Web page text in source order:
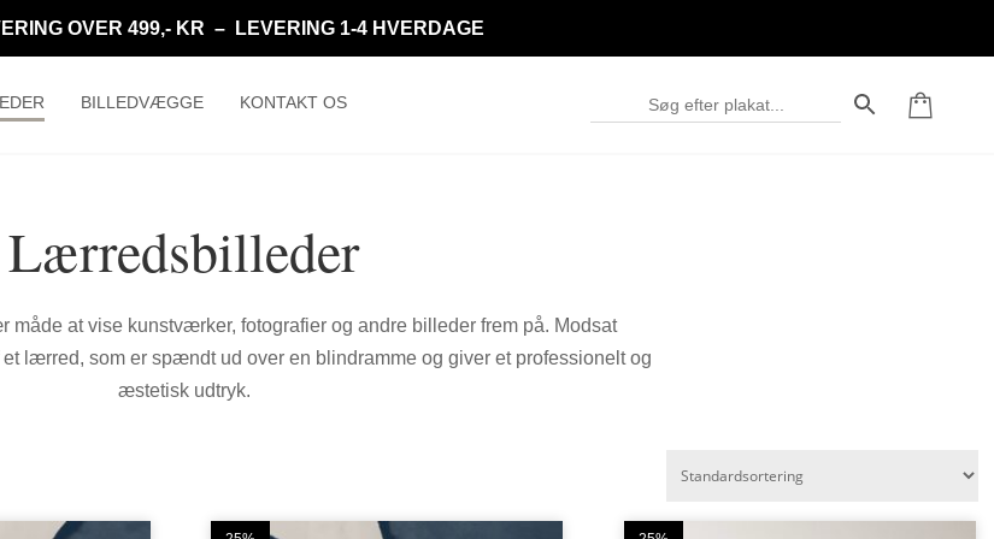
OVER 499,- KR – LEVERING 1-4 HVERDAGE
BILLEDVÆGGE KONTAKT OS
Lærredsbilleder
at vise kunstværker, fotografier og andre billeder frem på. Modsat
et lærred, som er spændt ud over en blindramme og giver et professionelt og
æstetisk udtryk.